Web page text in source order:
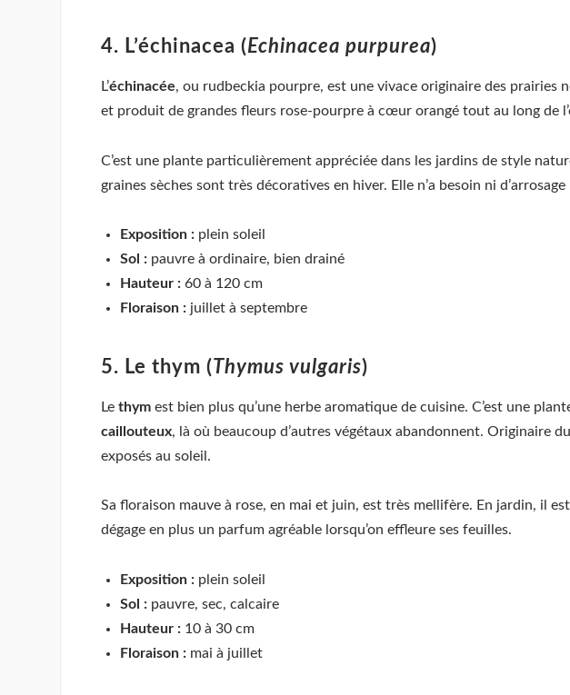
4. L’échinacea (Echinacea purpurea)
L’échinacée, ou rudbeckia pourpre, est une vivace originaire des prairies
et produit de grandes fleurs rose-pourpre à cœur orangé tout au long de
C’est une plante particulièrement appréciée dans les jardins de style
graines sèches sont très décoratives en hiver. Elle n’a besoin ni
Exposition : plein soleil
Sol : pauvre à ordinaire, bien drainé
Hauteur : 60 à 120 cm
Floraison : juillet à septembre
5. Le thym (Thymus vulgaris)
Le thym est bien plus qu’une herbe aromatique de cuisine. C’est une
caillouteux, là où beaucoup d’autres végétaux abandonnent. Originaire
exposés au soleil.
Sa floraison mauve à rose, en mai et juin, est très mellifère. En jardin, il
dégage en plus un parfum agréable lorsqu’on effleure ses feuilles.
Exposition : plein soleil
Sol : pauvre, sec, calcaire
Hauteur : 10 à 30 cm
Floraison : mai à juillet